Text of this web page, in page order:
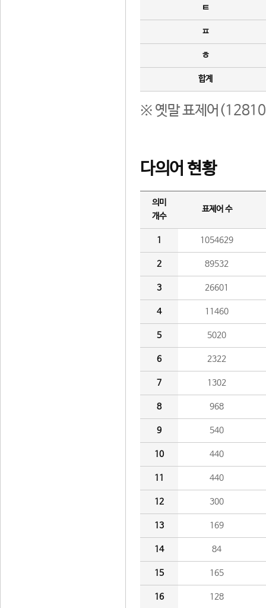
ㅌ
ㅍ
ㅎ
합계
※ 옛말 표제어(12810
다의어 현황
의미
개수
표제어 수
1 1054629
2 89532
3 26601
4 11460
5 5020
6 2322
7 1302
8 968
9 540
10 440
11 440
12 300
13 169
14 84
15 165
16 128